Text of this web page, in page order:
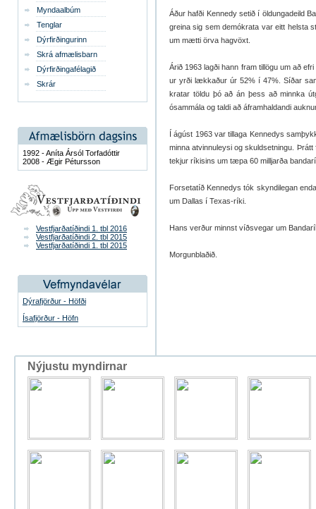
Myndaalbúm
Tenglar
Dýrfirðingurinn
Skrá afmælisbarn
Dýrfirðingafélagið
Skrár
1992 - Aníta Ársól Torfadóttir
2008 - Ægir Pétursson
Vestfjarðatíðindi 1. tbl 2016
Vestfjarðatíðindi 2. tbl 2015
Vestfjarðatíðindi 1. tbl 2015
Dýrafjörður - Höfði
Ísafjörður - Höfn
Áður hafði Kenn­e­dy setið í öld­unga­deild
greina sig sem demó­krata var eitt helsta
um mætti örva hag­vöxt.
Árið 1963 lagði hann fram til­lögu um að
ur yrði lækkaður úr 52% í 47%. Síðar
krat­ar töldu þó að án þess að minnka
ósam­mála og taldi að áfram­hald­andi
Í ág­úst 1963 var til­laga Kenn­e­dys
minna at­vinnu­leysi og skuld­setn­ingu.
tekj­ur rík­is­ins um tæpa 60 millj­arða
For­setatíð Kenn­e­dys tók skyndi­leg­an
um Dallas í Texas-ríki.
Hans verður minnst víðsveg­ar um
Morgunblaðið.
Nýjustu myndirnar